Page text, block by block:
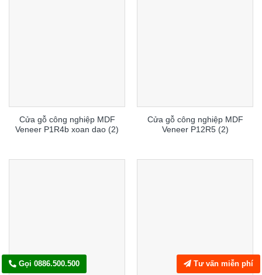
Cửa gỗ công nghiệp MDF
Veneer P1R4b xoan dao (2)
Cửa gỗ công nghiệp MDF
Veneer P12R5 (2)
Gọi 0886.500.500 Tư vấn miễn phí